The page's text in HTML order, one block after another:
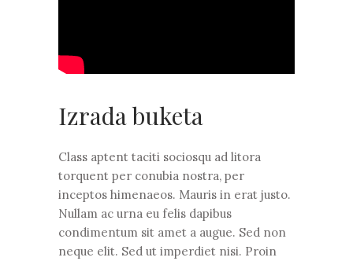
Izrada buketa
Class aptent taciti sociosqu ad litora
torquent per conubia nostra, per
inceptos himenaeos. Mauris in erat justo.
Nullam ac urna eu felis dapibus
condimentum sit amet a augue. Sed non
neque elit. Sed ut imperdiet nisi. Proin